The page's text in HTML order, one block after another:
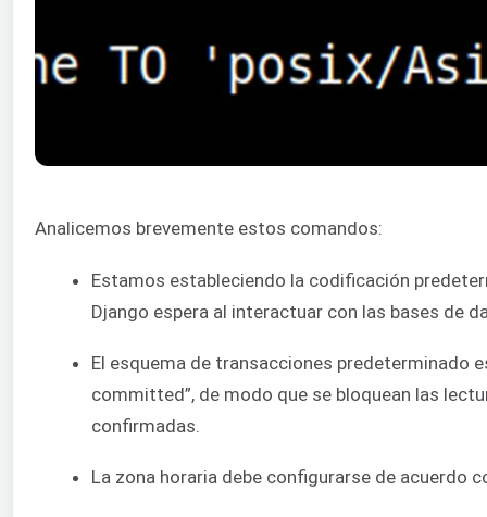
Analicemos brevemente estos comandos:
Estamos estableciendo la codificación
Django espera al interactuar con las bases de
El esquema de transacciones predeterminado
committed”, de modo que se bloquean las
confirmadas.
La zona horaria debe configurarse de acuerdo